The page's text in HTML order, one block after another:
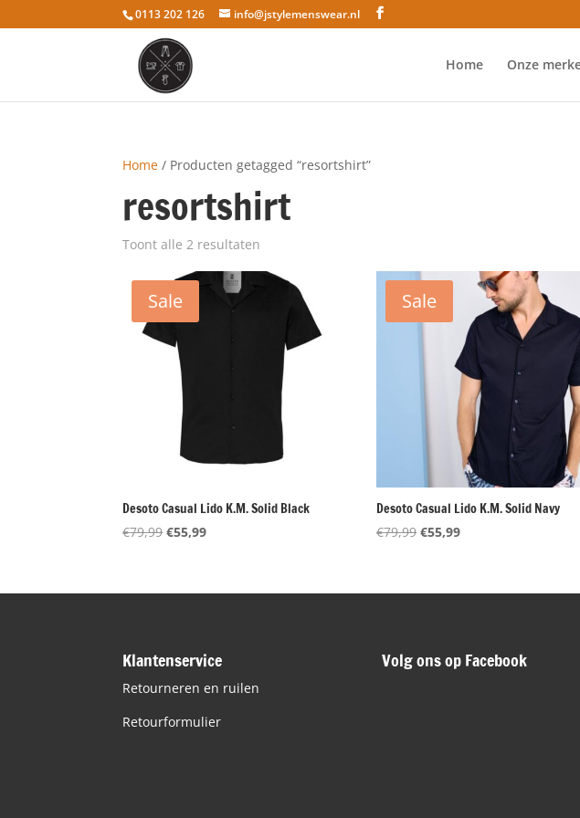
0113 202 126 info@jstylemenswear.nl
Home Onze
Home / Producten getagged “resortshirt”
resortshirt
Toont alle 2 resultaten
Sale
Desoto Casual Lido K.M. Solid Black
€79,99Oorspronkelijke
€79,99.
€55,99Huidige
€55,99.
Sale
Desoto Casual Lido K.M. Solid Navy
€79,99Oorspronkelijke
€79,99.
€55,99Huidige
€55,99.
Klantenservice
Retourneren en ruilen
Retourformulier
Volg ons op Facebook